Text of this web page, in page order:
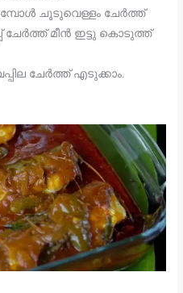
ചൂടുവെള്ളം ചേർത്ത്
ചേർത്ത് മീൻ ഇട്ടു കൊടുത്ത്
ചേർത്ത് എടുക്കാം.